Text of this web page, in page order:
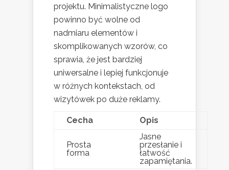
projektu. Minimalistyczne logo
powinno być wolne od
nadmiaru elementów i
skomplikowanych wzorów, co
sprawia, że jest bardziej
uniwersalne i lepiej funkcjonuje
w różnych kontekstach, od
wizytówek po duże reklamy.
Cecha Opis
Prosta
forma
Jasne
przesłanie i
łatwość
zapamiętania.